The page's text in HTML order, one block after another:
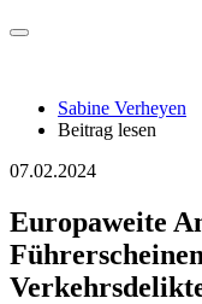
Sabine Verheyen
Beitrag lesen
07.02.2024
Europaweite